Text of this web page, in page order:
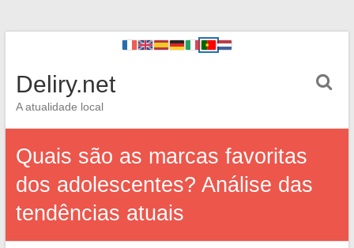
Deliry.net
A atualidade local
Quais são as marcas favoritas
dos adolescentes? Análise das
tendências atuais